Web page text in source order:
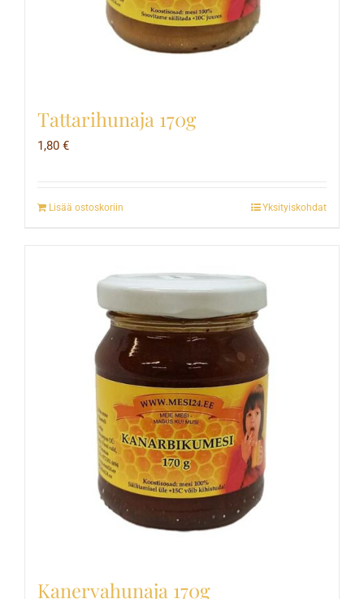
Tattarihunaja 170g
1,80 €
Lisää ostoskoriin Yksityiskohdat
Kanervahunaja 170g